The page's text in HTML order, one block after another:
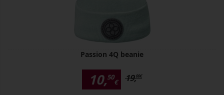
Passion 4Q beanie
10,50
€ 19,00€